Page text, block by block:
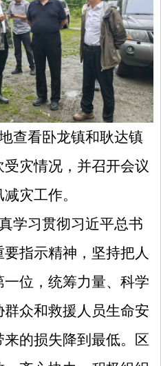
查看卧龙镇和耿达镇
灾情况，并召开会议
灾工作。
学习贯彻习近平总书
指示精神，坚持把人
位，统筹力量、科学
众和救援人员生命安
的损失降到最低。区